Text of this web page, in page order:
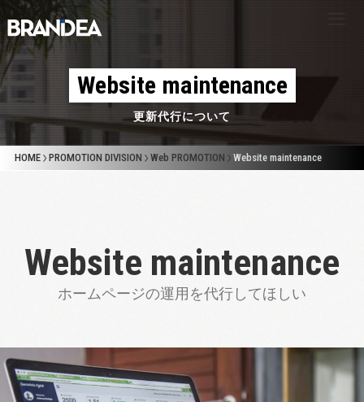
ABOUT US
会社概要
お知らせ
Website maintenance
更新代行について
HOME PROMOTION DIVISION Web PROMOTION Website maintenance
Website maintenance
ホームページの運用を代行してほしい